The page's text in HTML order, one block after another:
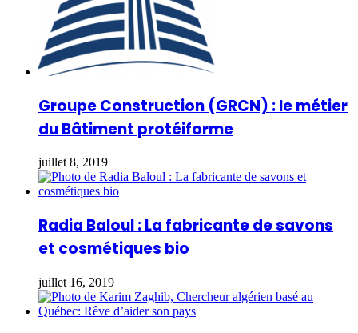
Groupe Construction (GRCN) : le métier
du Bâtiment protéiforme
juillet 8, 2019
Radia Baloul : La fabricante de savons
et cosmétiques bio
juillet 16, 2019